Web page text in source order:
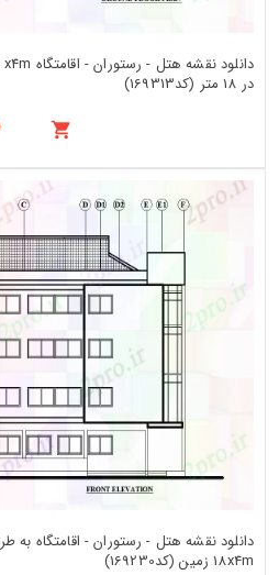
در 18 متر (کد169313)
دانلود نقشه هتل - رستوران - اقامتگاه
18x4m زمین (کد169230)